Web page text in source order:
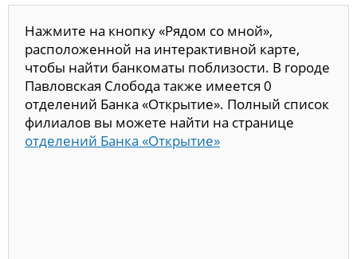
Нажмите на кнопку «Рядом со мной»,
расположенной на интерактивной карте,
чтобы найти банкоматы поблизости. В городе
Павловская Слобода также имеется 0
отделений Банка «Открытие». Полный список
филиалов вы можете найти на странице
отделений Банка «Открытие»